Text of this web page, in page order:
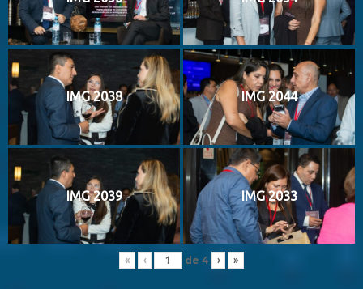
IMG 2038 IMG 2044
IMG 2039 IMG 2033
« ‹ de 4 › »